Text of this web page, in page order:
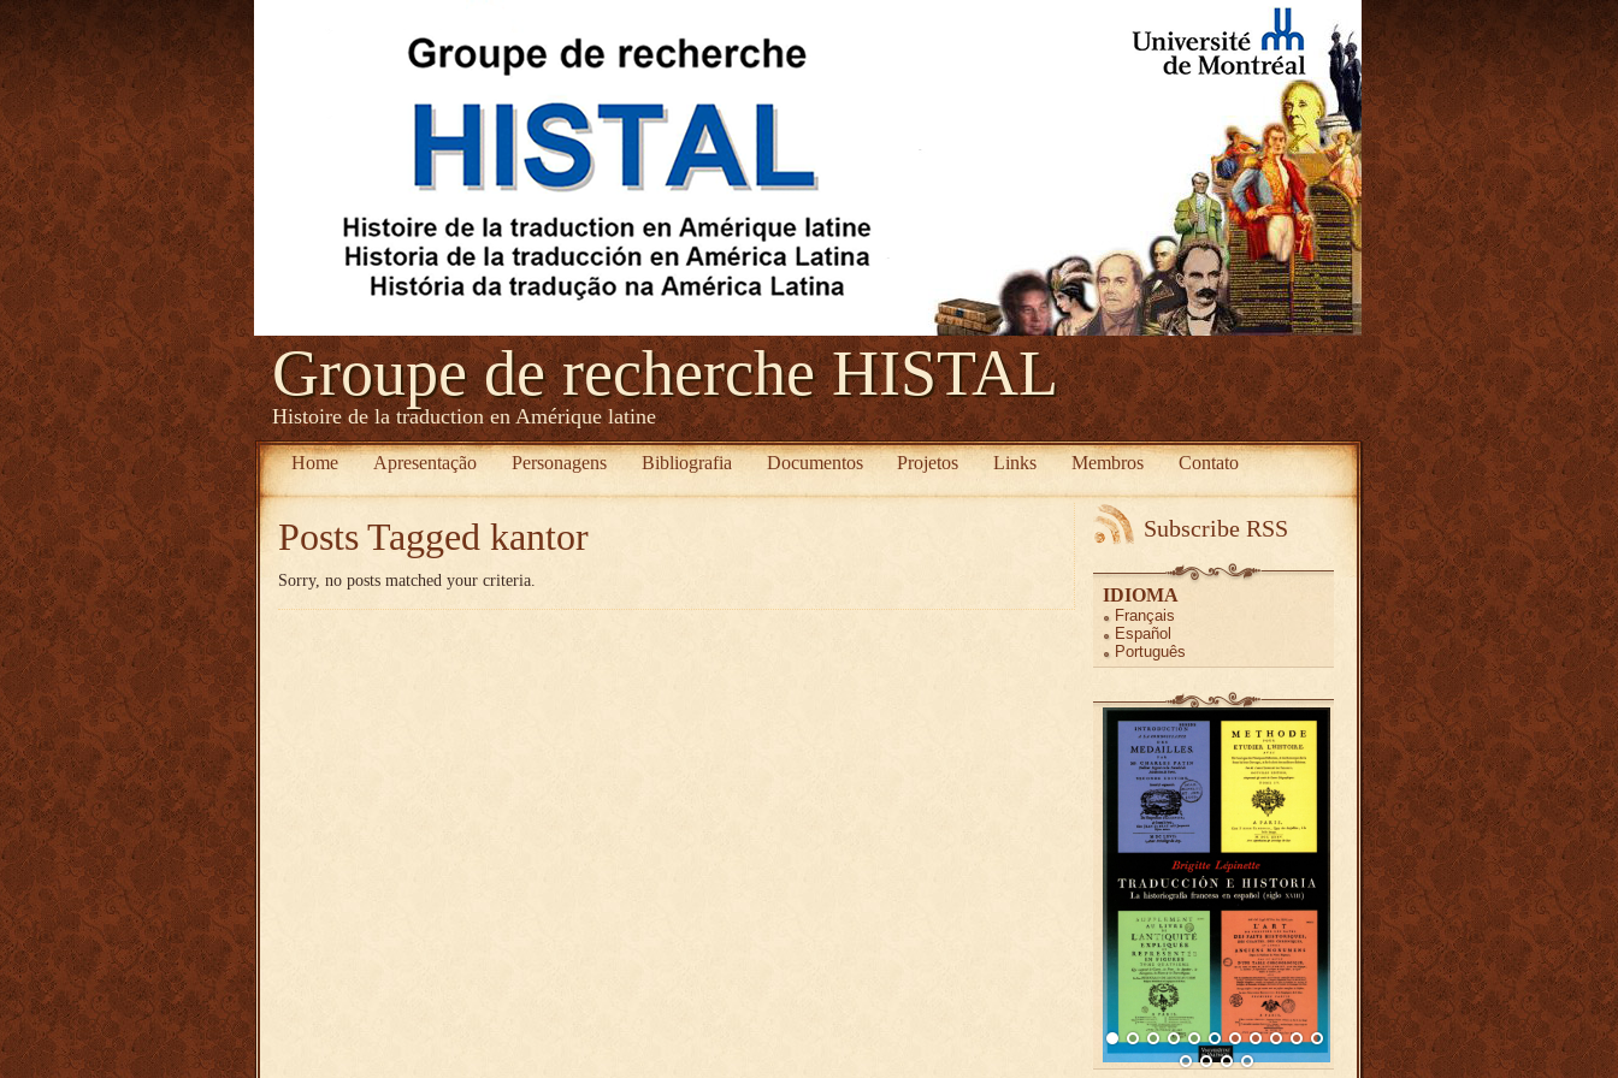
Groupe de recherche HISTAL
Histoire de la traduction en Amérique latine
Home Apresentação Personagens Bibliografia Documentos Projetos Links Membros Contato
Posts Tagged kantor
Sorry, no posts matched your criteria.
Subscribe RSS
IDIOMA
Français
Español
Português